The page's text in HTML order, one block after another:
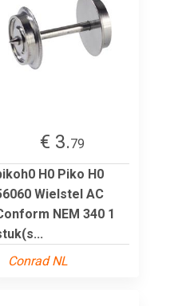
€ 3.79
H0 Piko H0
Wielstel AC
NEM 340 1
Conrad NL